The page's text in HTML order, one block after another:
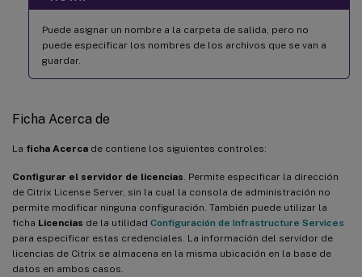
Puede asignar un nombre a la carpeta de salida, pero no
puede especificar los nombres de los archivos que se van a
guardar.
Ficha Acerca de
La ficha Acerca de contiene los siguientes controles:
Configurar el servidor de licencias . Permite especificar la dirección
de Citrix License Server, sin la cual la consola de administración no
permite modificar ninguna configuración. También puede utilizar la
ficha Licencias de la utilidad Configuración de Infrastructure Services
para especificar estas credenciales. La información del servidor de
licencias de Citrix se almacena en la misma ubicación en la base de
datos en ambos casos.